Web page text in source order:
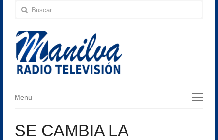
Buscar:
Menu
Menu
SE CAMBIA LA